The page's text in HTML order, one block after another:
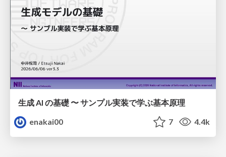
生成 AI の基礎 〜 サンプル実装で学ぶ基本原理
enakai00
7 4.4k